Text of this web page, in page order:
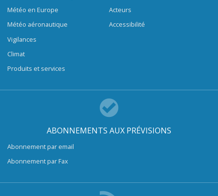
Météo en Europe
Météo aéronautique
Vigilances
Climat
Produits et services
Acteurs
Accessibilité
ABONNEMENTS AUX PRÉVISIONS
Abonnement par email
Abonnement par Fax